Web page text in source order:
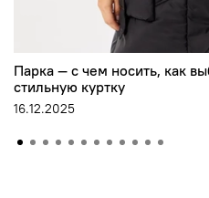
Парка — с чем носить, как
стильную куртку
16.12.2025